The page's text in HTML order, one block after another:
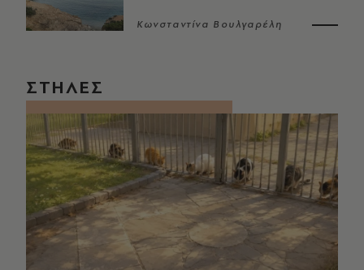
Κωνσταντίνα Βουλγαρέλη
ΣΤΗΛΕΣ